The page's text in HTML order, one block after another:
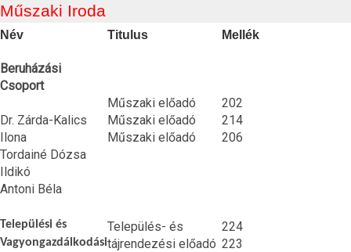
Műszaki Iroda
Név Titulus Mellék
Beruházási
Csoport
Dr. Zárda-Kalics
Ilona
Tordainé Dózsa
Ildikó
Antoni Béla
Települési és
Vagyongazdálkodási
Műszaki előadó
Műszaki előadó
Műszaki előadó
Település- és
tájrendezési előadó
202
214
206
224
223